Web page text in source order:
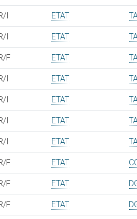
I ETAT
I ETAT
F ETAT
I ETAT
I ETAT
I ETAT
I ETAT
F ETAT
F ETAT
F ETAT